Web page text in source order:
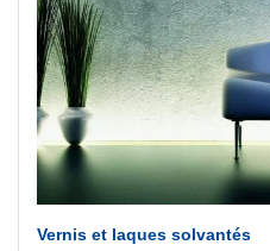
Vernis et laques solvantés